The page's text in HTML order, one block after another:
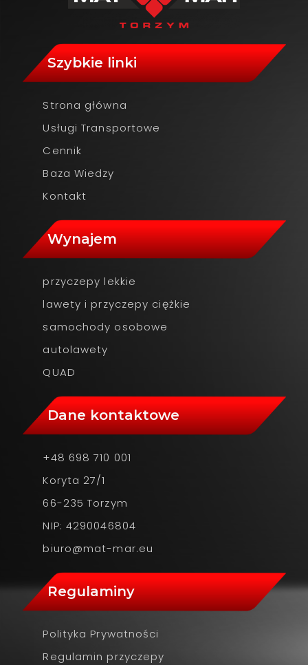
Szybkie linki
Strona główna
Usługi Transportowe
Cennik
Baza Wiedzy
Kontakt
Wynajem
przyczepy lekkie
lawety i przyczepy ciężkie
samochody osobowe
autolawety
QUAD
Dane kontaktowe
+48 698 710 001
Koryta 27/1
66-235 Torzym
NIP: 4290046804
biuro@mat-mar.eu
Regulaminy
Polityka Prywatności
Regulamin przyczepy